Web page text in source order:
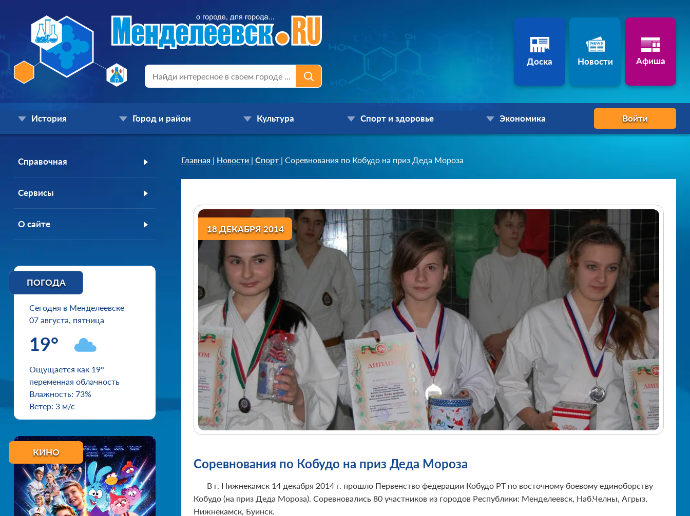
Доска Новости Афиша
История Город и район Культура Спорт и здоровье Экономика Войти
Справочная
Сервисы
О сайте
ПОГОДА
Сегодня в Менделеевске
07 августа, пятница
19°
Ощущается как 19°
переменная облачность
Влажность: 73%
Ветер: 3 м/с
КИНО
Главная | Новости | Спорт | Соревнования по Кобудо на приз Деда Мороза
18 ДЕКАБРЯ 2014
Соревнования по Кобудо на приз Деда Мороза
В г. Нижнекамск 14 декабря 2014 г. прошло Первенство федерации Кобудо РТ по восточному боевому единоборству
Кобудо (на приз Деда Мороза). Соревновались 80 участников из городов Республики: Менделеевск, Наб.Челны, Агрыз,
Нижнекамск, Буинск.